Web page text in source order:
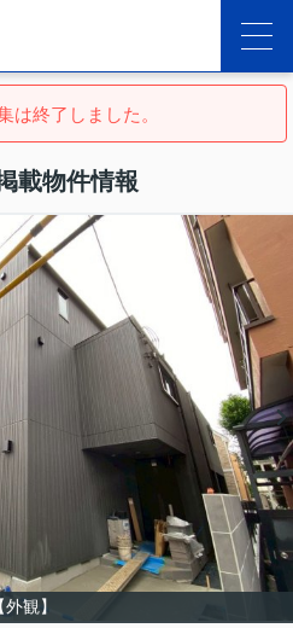
は終了しました。
載物件情報
【外観】